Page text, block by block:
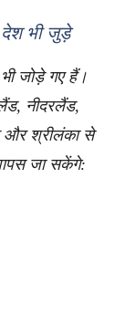
भी जुड़े
जोड़े गए हैं।
नीदरलैंड,
और श्रीलंका से
जा सकेंगे: